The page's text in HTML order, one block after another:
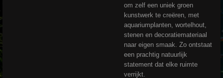
om zelf een uniek groen
kunstwerk te creëren, met
aquariumplanten, wortelhout,
stenen en decoratiemateriaal
naar eigen smaak. Zo ontstaat
een prachtig natuurlijk
statement dat elke ruimte
verrijkt.